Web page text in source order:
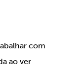
com
ao ver